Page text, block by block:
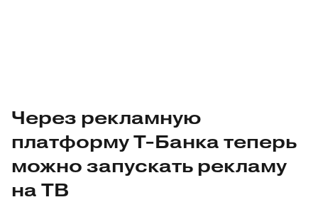
Через рекламную
платформу Т⁠-⁠Банка теперь
можно запускать рекламу
на ТВ